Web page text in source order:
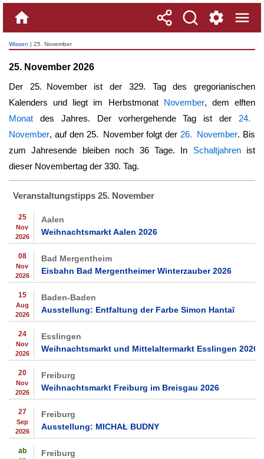
Wissen | 25. November
25. November 2026
Der 25. Novemberist der 329. Tag des gregorianischen
Kalenders und liegt im Herbstmonat November, dem elften
Monat des Jahres. Der vorhergehende Tag ist der 24.
November, auf den 25. Novemberfolgt der 26. November. Bis
zum Jahresende bleiben noch 36 Tage. In Schaltjahrenist
dieser Novembertag der 330. Tag.
Veranstaltungstipps 25. November
25
Nov
2026
Aalen
Weihnachtsmarkt Aalen 2026
08
Nov
2026
Bad Mergentheim
Eisbahn Bad Mergentheimer Winterzauber 2026
15
Aug
2026
Baden-Baden
Ausstellung: Entfaltung der Farbe Simon Hantaï
24
Nov
2026
Esslingen
Weihnachtsmarkt und Mittelaltermarkt Esslingen 2026
20
Nov
2026
Freiburg
Weihnachtsmarkt Freiburg im Breisgau 2026
27
Sep
2026
Freiburg
Ausstellung: MICHAŁ BUDNY
ab
Freiburg